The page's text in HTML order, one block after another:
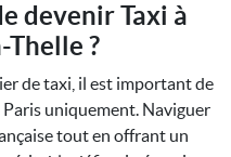
devenir Taxi à
?
de taxi, il est important de
uniquement. Naviguer
tout en offrant un